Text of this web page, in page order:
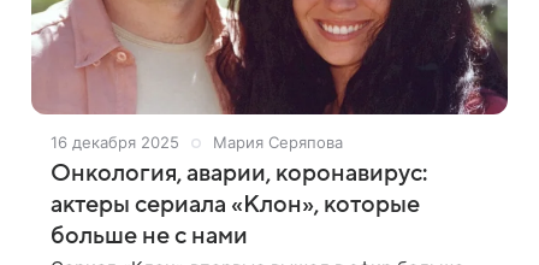
16 декабря 2025 Мария Серяпова
Онкология, аварии, коронавирус:
актеры сериала «Клон», которые
больше не с нами